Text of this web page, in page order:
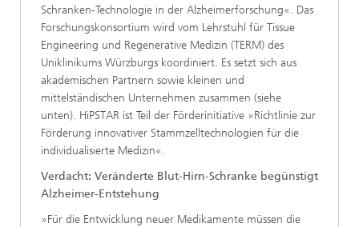
Schranken-Technologie in der Alzheimerforschung«. Das
Forschungskonsortium wird vom Lehrstuhl für Tissue
Engineering und Regenerative Medizin (TERM) des
Uniklinikums Würzburgs koordiniert. Es setzt sich aus
akademischen Partnern sowie kleinen und
mittelständischen Unternehmen zusammen (siehe
unten). HiPSTAR ist Teil der Förderinitiative »Richtlinie zur
Förderung innovativer Stammzelltechnologien für die
individualisierte Medizin«.
Verdacht: Veränderte Blut-Hirn-Schranke begünstigt
Alzheimer-Entstehung
»Für die Entwicklung neuer Medikamente müssen die